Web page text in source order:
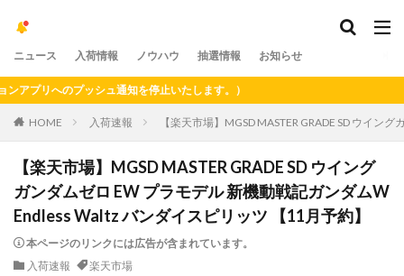
ニュース 入荷情報 ノウハウ 抽選情報 お知らせ
へのプッシュ通知を停止いたします。）
HOME 入荷速報 【楽天市場】MGSD MASTER GRADE SD ウイ
【楽天市場】MGSD MASTER GRADE SD ウイング
ガンダムゼロ EW プラモデル 新機動戦記ガンダムW
Endless Waltz バンダイスピリッツ 【11月予約】
本ページのリンクには広告が含まれています。
入荷速報
楽天市場